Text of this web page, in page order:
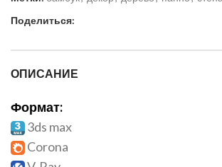
Поделиться:
ОПИСАНИЕ
Формат:
3ds max
Corona